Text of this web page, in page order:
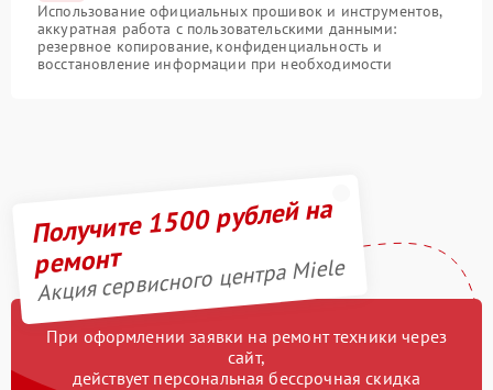
Использование официальных прошивок и инструментов,
аккуратная работа с пользовательскими данными:
резервное копирование, конфиденциальность и
восстановление информации при необходимости
Получите 1500 рублей на
ремонт
Акция сервисного центра Miele
При оформлении заявки на ремонт техники через
сайт,
действует персональная бессрочная скидка